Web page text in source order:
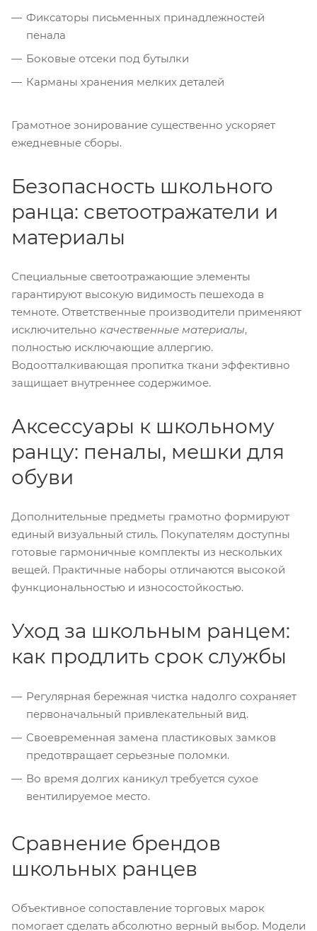
Фиксаторы письменных принадлежностей
пенала
Боковые отсеки под бутылки
Карманы хранения мелких деталей
Грамотное зонирование существенно ускоряет
ежедневные сборы.
Безопасность школьного
ранца: светоотражатели и
материалы
Специальные светоотражающие элементы
гарантируют высокую видимость пешехода в
темноте. Ответственные производители применяют
исключительно качественные материалы,
полностью исключающие аллергию.
Водоотталкивающая пропитка ткани эффективно
защищает внутреннее содержимое.
Аксессуары к школьному
ранцу: пеналы, мешки для
обуви
Дополнительные предметы грамотно формируют
единый визуальный стиль. Покупателям доступны
готовые гармоничные комплекты из нескольких
вещей. Практичные наборы отличаются высокой
функциональностью и износостойкостью.
Уход за школьным ранцем:
как продлить срок службы
Регулярная бережная чистка надолго сохраняет
первоначальный привлекательный вид.
Своевременная замена пластиковых замков
предотвращает серьезные поломки.
Во время долгих каникул требуется сухое
вентилируемое место.
Сравнение брендов
школьных ранцев
Объективное сопоставление торговых марок
помогает сделать абсолютно верный выбор. Модели